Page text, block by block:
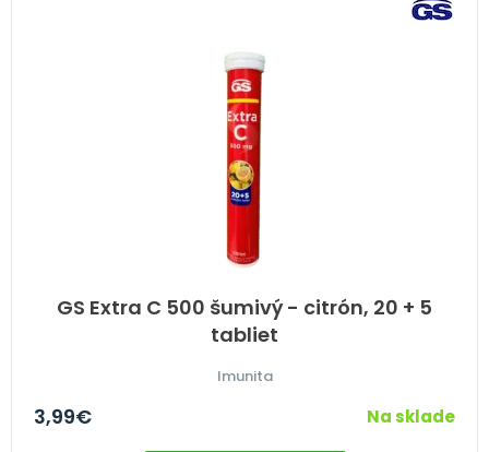
GS Extra C 500 šumivý - citrón, 20 + 5
tabliet
Imunita
3,99€ Na sklade